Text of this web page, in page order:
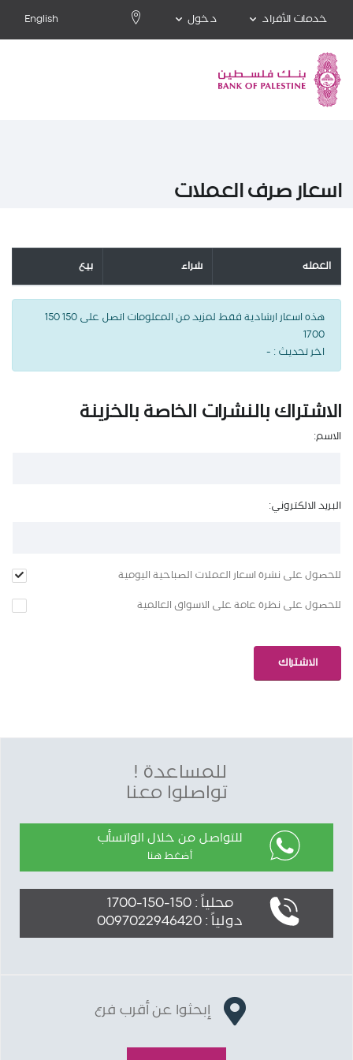
خدمات الأفراد دخول English
اسعار صرف العملات
العمله شراء بيع
هذه اسعار ارشادية فقط لمزيد من المعلومات اتصل على 150 150
1700
اخر تحديث : -
الاشتراك بالنشرات الخاصة بالخزينة
الاسم:
البريد الالكتروني:
للحصول على نشرة اسعار العملات الصباحية اليومية
للحصول على نظرة عامة على الاسواق العالمية
الاشتراك
للمساعدة !
تواصلوا معنا
للتواصل من خلال الواتسأب
أضغط هنا
محلياً : 150-150-1700
دولياً : 0097022946420
إبحثوا عن أقرب فرع